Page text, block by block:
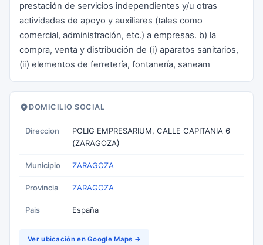
prestación de servicios independientes y/u otras
actividades de apoyo y auxiliares (tales como
comercial, administración, etc.) a empresas. b) la
compra, venta y distribución de (i) aparatos sanitarios,
(ii) elementos de ferretería, fontanería, saneam
DOMICILIO SOCIAL
Direccion
POLIG EMPRESARIUM, CALLE CAPITANIA 6
(ZARAGOZA)
Municipio ZARAGOZA
Provincia ZARAGOZA
Pais España
Ver ubicación en Google Maps →